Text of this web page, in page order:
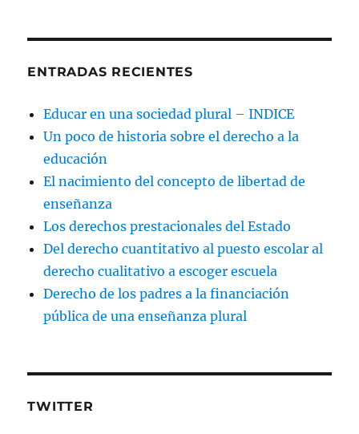
ENTRADAS RECIENTES
Educar en una sociedad plural – INDICE
Un poco de historia sobre el derecho a la
educación
El nacimiento del concepto de libertad de
enseñanza
Los derechos prestacionales del Estado
Del derecho cuantitativo al puesto escolar al
derecho cualitativo a escoger escuela
Derecho de los padres a la financiación
pública de una enseñanza plural
TWITTER